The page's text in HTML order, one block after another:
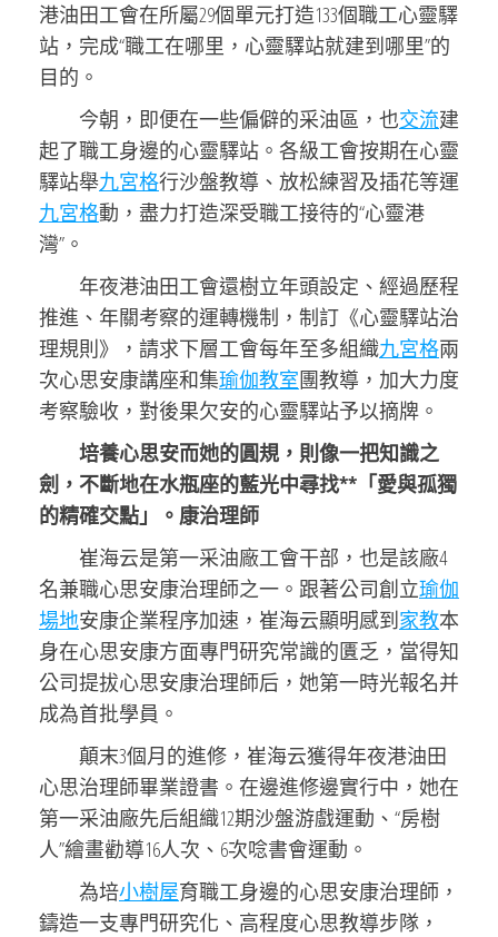
港油田工會在所屬29個單元打造133個職工心靈驛
站，完成“職工在哪里，心靈驛站就建到哪里”的
目的。
今朝，即便在一些偏僻的采油區，也交流建
起了職工身邊的心靈驛站。各級工會按期在心靈
驛站舉九宮格行沙盤教導、放松練習及插花等運
九宮格動，盡力打造深受職工接待的“心靈港
灣”。
年夜港油田工會還樹立年頭設定、經過歷程
推進、年關考察的運轉機制，制訂《心靈驛站治
理規則》，請求下層工會每年至多組織九宮格兩
次心思安康講座和集瑜伽教室團教導，加大力度
考察驗收，對後果欠安的心靈驛站予以摘牌。
培養心思安而她的圓規，則像一把知識之
劍，不斷地在水瓶座的藍光中尋找**「愛與孤獨
的精確交點」。康治理師
崔海云是第一采油廠工會干部，也是該廠4
名兼職心思安康治理師之一。跟著公司創立瑜伽
場地安康企業程序加速，崔海云顯明感到家教本
身在心思安康方面專門研究常識的匱乏，當得知
公司提拔心思安康治理師后，她第一時光報名并
成為首批學員。
顛末3個月的進修，崔海云獲得年夜港油田
心思治理師畢業證書。在邊進修邊實行中，她在
第一采油廠先后組織12期沙盤游戲運動、“房樹
人”繪畫勸導16人次、6次唸書會運動。
為培小樹屋育職工身邊的心思安康治理師，
鑄造一支專門研究化、高程度心思教導步隊，